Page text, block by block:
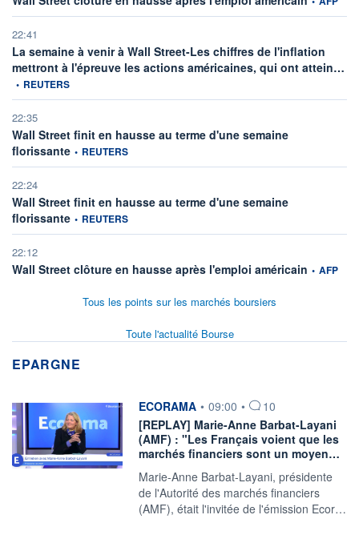
22:41
La semaine à venir à Wall Street-Les chiffres de l'inflation
mettront à l'épreuve les actions américaines, qui ont attein…
• REUTERS
22:35
Wall Street finit en hausse au terme d'une semaine
florissante information fournie par
• REUTERS
22:24
Wall Street finit en hausse au terme d'une semaine
florissante information fournie par
• REUTERS
22:12
Wall Street clôture en hausse après l'emploi américain • AFP
Tous les points sur les marchés boursiers
Toute l'actualité Bourse
EPARGNE
information fournie par
ECORAMA • 09:00 •
10
[REPLAY] Marie-Anne Barbat-Layani
(AMF) : "Les Français voient que les
marchés financiers sont un moyen…
Marie-Anne Barbat-Layani, présidente
de l'Autorité des marchés financiers
(AMF), était l'invitée de l'émission Ecor…